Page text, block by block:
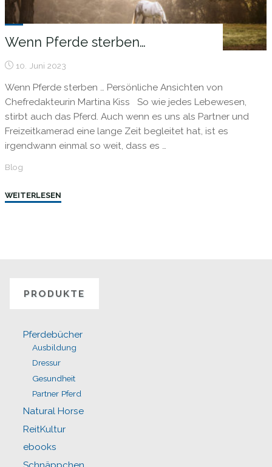
Wenn Pferde sterben…
10. Juni 2023
Wenn Pferde sterben … Persönliche Ansichten von
Chefredakteurin Martina Kiss So wie jedes Lebewesen,
stirbt auch das Pferd. Auch wenn es uns als Partner und
Freizeitkamerad eine lange Zeit begleitet hat, ist es
irgendwann einmal so weit, dass es …
Blog
WEITERLESEN
PRODUKTE
Pferdebücher
Ausbildung
Dressur
Gesundheit
Partner Pferd
Natural Horse
ReitKultur
ebooks